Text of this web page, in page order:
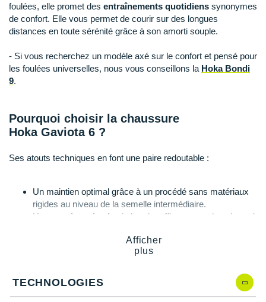
foulées, elle promet des entraînements quotidiens synonymes
de confort. Elle vous permet de courir sur des longues
distances en toute sérénité grâce à son amorti souple.
- Si vous recherchez un modèle axé sur le confort et pensé pour
les foulées universelles, nous vous conseillons la Hoka Bondi
9.
Pourquoi choisir la chaussure
Hoka Gaviota 6 ?
Ses atouts techniques en font une paire redoutable :
Un maintien optimal grâce à un procédé sans matériaux
rigides au niveau de la semelle intermédiaire.
Un
amorti maximal qui absorbe efficacement les chocs à
Des foulées fluides et naturelles au fil des kilomètres.
Une plateforme large qui optimise la stabilité.
vos efforts.
Afficher
plus
TECHNOLOGIES
Speedo
Ta Energy
Thuasne
Under Armour
Withings
X-Bionic
X-Socks
+ Voir toutes les marques